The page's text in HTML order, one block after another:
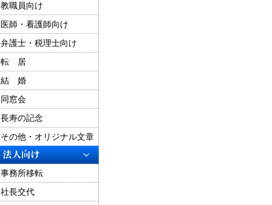
教職員向け
医師・看護師向け
弁護士・税理士向け
転 居
結 婚
同窓会
長寿の記念
その他・オリジナル文章
事務所移転
社長交代